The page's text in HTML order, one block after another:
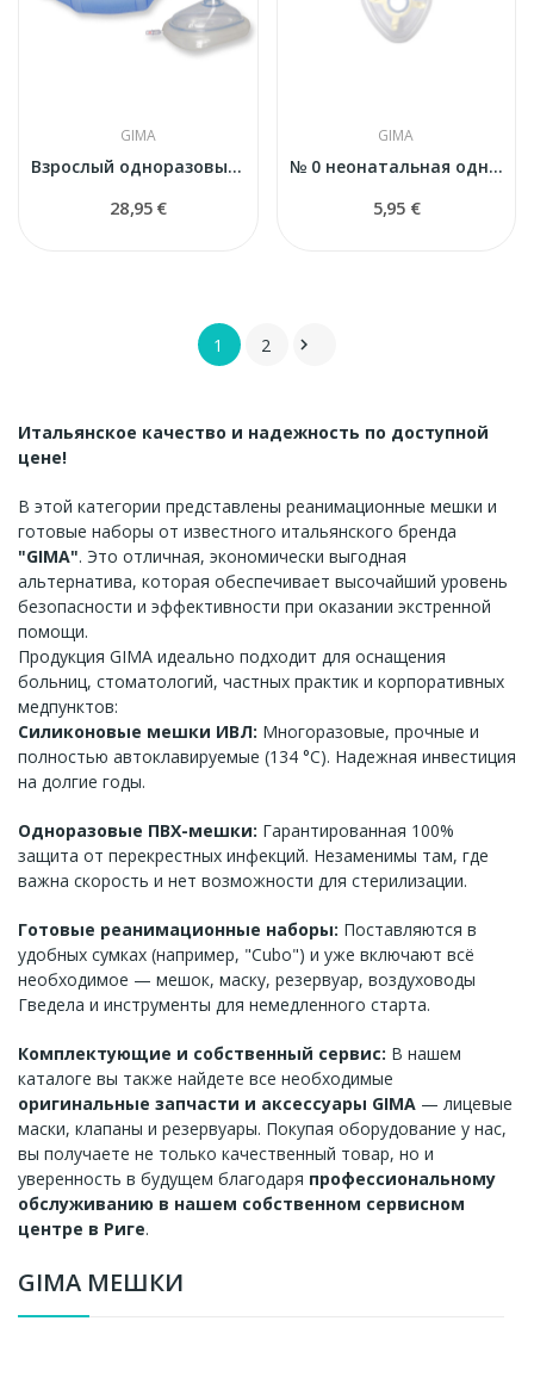
GIMA МЕШКИ
GIMA
Взрослый одноразовый ПВХ реанимационный мешок с...
28,95 €
GIMA
№ 0 неонатальная одноразовая реанимационная...
5,95 €
1 2 
Итальянское качество и надежность по доступной
цене!
В этой категории представлены реанимационные мешки и
готовые наборы от известного итальянского бренда
"GIMA". Это отличная, экономически выгодная
альтернатива, которая обеспечивает высочайший уровень
безопасности и эффективности при оказании экстренной
помощи.
Продукция GIMA идеально подходит для оснащения
больниц, стоматологий, частных практик и корпоративных
медпунктов:
Силиконовые мешки ИВЛ: Многоразовые, прочные и
полностью автоклавируемые (134 °C). Надежная инвестиция
на долгие годы.
Одноразовые ПВХ-мешки: Гарантированная 100%
защита от перекрестных инфекций. Незаменимы там, где
важна скорость и нет возможности для стерилизации.
Готовые реанимационные наборы: Поставляются в
удобных сумках (например, "Cubo") и уже включают всё
необходимое — мешок, маску, резервуар, воздуховоды
Гведела и инструменты для немедленного старта.
Комплектующие и собственный сервис: В нашем
каталоге вы также найдете все необходимые
оригинальные запчасти и аксессуары GIMA — лицевые
маски, клапаны и резервуары. Покупая оборудование у нас,
вы получаете не только качественный товар, но и
уверенность в будущем благодаря профессиональному
обслуживанию в нашем собственном сервисном
центре в Риге.